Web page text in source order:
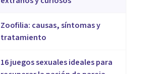
Zoofilia: causas, síntomas y
tratamiento
16 juegos sexuales ideales para